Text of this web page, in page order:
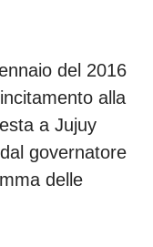
del 2016
alla
a Jujuy
governatore
delle